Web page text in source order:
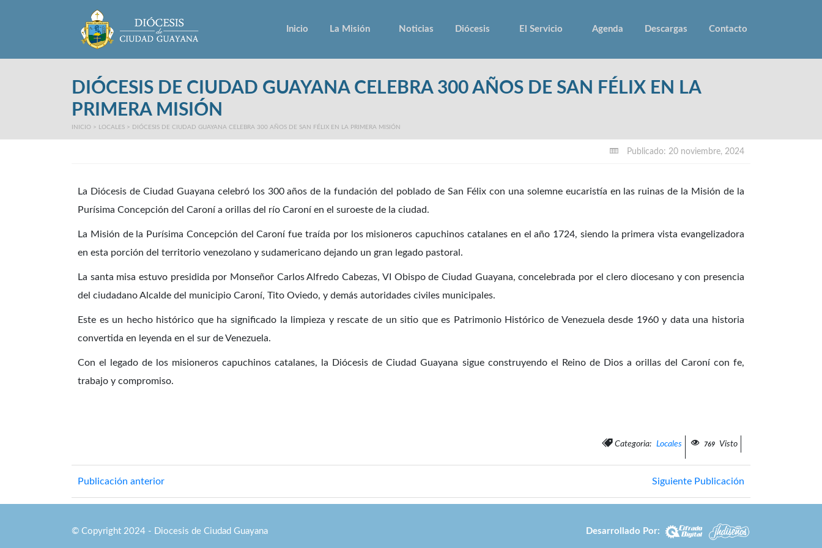
Inicio La Misión Noticias Diócesis El Servicio Agenda Descargas Contacto
DIÓCESIS DE CIUDAD GUAYANA CELEBRA 300 AÑOS DE SAN FÉLIX EN LA
PRIMERA MISIÓN
INICIO > LOCALES > DIÓCESIS DE CIUDAD GUAYANA CELEBRA 300 AÑOS DE SAN FÉLIX EN LA PRIMERA MISIÓN
Publicado: 20 noviembre, 2024
La Diócesis de Ciudad Guayana celebró los 300 años de la fundación del poblado de San Félix con una solemne eucaristía en las ruinas de la Misión de la
Purísima Concepción del Caroní a orillas del río Caroní en el suroeste de la ciudad.
La Misión de la Purísima Concepción del Caroní fue traída por los misioneros capuchinos catalanes en el año 1724, siendo la primera vista evangelizadora
en esta porción del territorio venezolano y sudamericano dejando un gran legado pastoral.
La santa misa estuvo presidida por Monseñor Carlos Alfredo Cabezas, VI Obispo de Ciudad Guayana, concelebrada por el clero diocesano y con presencia
del ciudadano Alcalde del municipio Caroní, Tito Oviedo, y demás autoridades civiles municipales.
Este es un hecho histórico que ha significado la limpieza y rescate de un sitio que es Patrimonio Histórico de Venezuela desde 1960 y data una historia
convertida en leyenda en el sur de Venezuela.
Con el legado de los misioneros capuchinos catalanes, la Diócesis de Ciudad Guayana sigue construyendo el Reino de Dios a orillas del Caroní con fe,
trabajo y compromiso.
Categoria: Locales 769 Visto
Publicación anterior Siguiente Publicación
© Copyright 2024 - Diocesis de Ciudad Guayana Desarrollado Por: